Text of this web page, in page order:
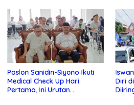
Paslon Sanidin-Siyono Ikuti
Medical Check Up Hari
Pertama, Ini Urutan
Diri